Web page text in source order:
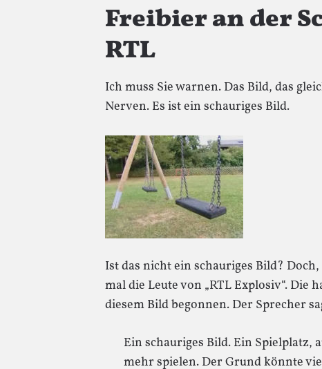
Freibier an der
RTL
Ich muss Sie warnen. Das Bild, das
Nerven. Es ist ein schauriges Bild.
Ist das nicht ein schauriges Bild?
mal die Leute von „RTL Explosiv“. Die
diesem Bild begonnen. Der Sprecher
Ein schauriges Bild. Ein Spielplatz,
mehr spielen. Der Grund könnte